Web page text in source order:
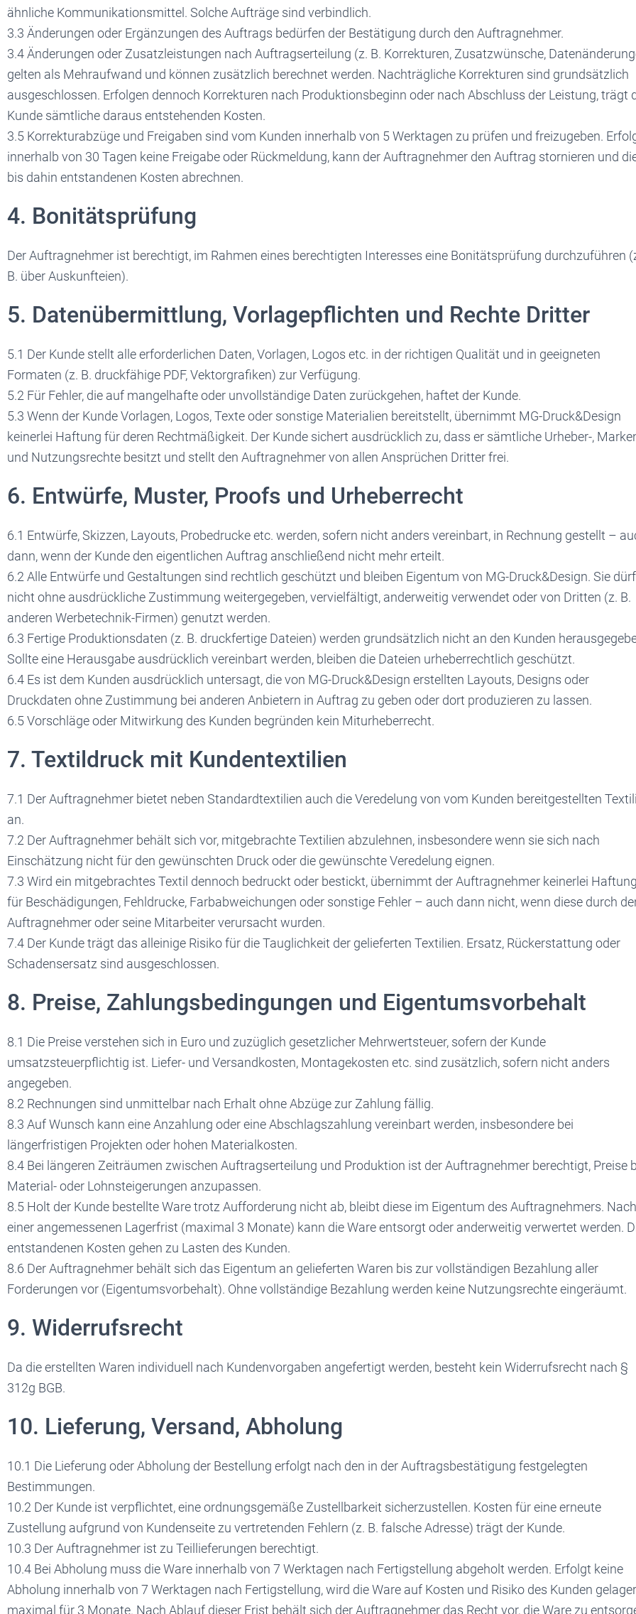
ähnliche Kommunikationsmittel. Solche Aufträge sind verbindlich.
3.3 Änderungen oder Ergänzungen des Auftrags bedürfen der Bestätigung durch den Auftragnehmer.
3.4 Änderungen oder Zusatzleistungen nach Auftragserteilung (z. B. Korrekturen, Zusatzwünsche,
gelten als Mehraufwand und können zusätzlich berechnet werden. Nachträgliche Korrekturen sind grundsätzlich
ausgeschlossen. Erfolgen dennoch Korrekturen nach Produktionsbeginn oder nach Abschluss der Leistung, trägt
Kunde sämtliche daraus entstehenden Kosten.
3.5 Korrekturabzüge und Freigaben sind vom Kunden innerhalb von 5 Werktagen zu prüfen und freizugeben.
innerhalb von 30 Tagen keine Freigabe oder Rückmeldung, kann der Auftragnehmer den Auftrag stornieren und
bis dahin entstandenen Kosten abrechnen.
4. Bonitätsprüfung
Der Auftragnehmer ist berechtigt, im Rahmen eines berechtigten Interesses eine Bonitätsprüfung durchzuführen
B. über Auskunfteien).
5. Datenübermittlung, Vorlagepflichten und Rechte Dritter
5.1 Der Kunde stellt alle erforderlichen Daten, Vorlagen, Logos etc. in der richtigen Qualität und in geeigneten
Formaten (z. B. druckfähige PDF, Vektorgrafiken) zur Verfügung.
5.2 Für Fehler, die auf mangelhafte oder unvollständige Daten zurückgehen, haftet der Kunde.
5.3 Wenn der Kunde Vorlagen, Logos, Texte oder sonstige Materialien bereitstellt, übernimmt MG-Druck&Design
keinerlei Haftung für deren Rechtmäßigkeit. Der Kunde sichert ausdrücklich zu, dass er sämtliche Urheber-,
und Nutzungsrechte besitzt und stellt den Auftragnehmer von allen Ansprüchen Dritter frei.
6. Entwürfe, Muster, Proofs und Urheberrecht
6.1 Entwürfe, Skizzen, Layouts, Probedrucke etc. werden, sofern nicht anders vereinbart, in Rechnung gestellt –
dann, wenn der Kunde den eigentlichen Auftrag anschließend nicht mehr erteilt.
6.2 Alle Entwürfe und Gestaltungen sind rechtlich geschützt und bleiben Eigentum von MG-Druck&Design. Sie
nicht ohne ausdrückliche Zustimmung weitergegeben, vervielfältigt, anderweitig verwendet oder von Dritten (z. B.
anderen Werbetechnik-Firmen) genutzt werden.
6.3 Fertige Produktionsdaten (z. B. druckfertige Dateien) werden grundsätzlich nicht an den Kunden
Sollte eine Herausgabe ausdrücklich vereinbart werden, bleiben die Dateien urheberrechtlich geschützt.
6.4 Es ist dem Kunden ausdrücklich untersagt, die von MG-Druck&Design erstellten Layouts, Designs oder
Druckdaten ohne Zustimmung bei anderen Anbietern in Auftrag zu geben oder dort produzieren zu lassen.
6.5 Vorschläge oder Mitwirkung des Kunden begründen kein Miturheberrecht.
7. Textildruck mit Kundentextilien
7.1 Der Auftragnehmer bietet neben Standardtextilien auch die Veredelung von vom Kunden bereitgestellten
an.
7.2 Der Auftragnehmer behält sich vor, mitgebrachte Textilien abzulehnen, insbesondere wenn sie sich nach
Einschätzung nicht für den gewünschten Druck oder die gewünschte Veredelung eignen.
7.3 Wird ein mitgebrachtes Textil dennoch bedruckt oder bestickt, übernimmt der Auftragnehmer keinerlei Haftung
für Beschädigungen, Fehldrucke, Farbabweichungen oder sonstige Fehler – auch dann nicht, wenn diese durch
Auftragnehmer oder seine Mitarbeiter verursacht wurden.
7.4 Der Kunde trägt das alleinige Risiko für die Tauglichkeit der gelieferten Textilien. Ersatz, Rückerstattung oder
Schadensersatz sind ausgeschlossen.
8. Preise, Zahlungsbedingungen und Eigentumsvorbehalt
8.1 Die Preise verstehen sich in Euro und zuzüglich gesetzlicher Mehrwertsteuer, sofern der Kunde
umsatzsteuerpflichtig ist. Liefer- und Versandkosten, Montagekosten etc. sind zusätzlich, sofern nicht anders
angegeben.
8.2 Rechnungen sind unmittelbar nach Erhalt ohne Abzüge zur Zahlung fällig.
8.3 Auf Wunsch kann eine Anzahlung oder eine Abschlagszahlung vereinbart werden, insbesondere bei
längerfristigen Projekten oder hohen Materialkosten.
8.4 Bei längeren Zeiträumen zwischen Auftragserteilung und Produktion ist der Auftragnehmer berechtigt, Preise
Material- oder Lohnsteigerungen anzupassen.
8.5 Holt der Kunde bestellte Ware trotz Aufforderung nicht ab, bleibt diese im Eigentum des Auftragnehmers. Nach
einer angemessenen Lagerfrist (maximal 3 Monate) kann die Ware entsorgt oder anderweitig verwertet werden.
entstandenen Kosten gehen zu Lasten des Kunden.
8.6 Der Auftragnehmer behält sich das Eigentum an gelieferten Waren bis zur vollständigen Bezahlung aller
Forderungen vor (Eigentumsvorbehalt). Ohne vollständige Bezahlung werden keine Nutzungsrechte eingeräumt.
9. Widerrufsrecht
Da die erstellten Waren individuell nach Kundenvorgaben angefertigt werden, besteht kein Widerrufsrecht nach §
312g BGB.
10. Lieferung, Versand, Abholung
10.1 Die Lieferung oder Abholung der Bestellung erfolgt nach den in der Auftragsbestätigung festgelegten
Bestimmungen.
10.2 Der Kunde ist verpflichtet, eine ordnungsgemäße Zustellbarkeit sicherzustellen. Kosten für eine erneute
Zustellung aufgrund von Kundenseite zu vertretenden Fehlern (z. B. falsche Adresse) trägt der Kunde.
10.3 Der Auftragnehmer ist zu Teillieferungen berechtigt.
10.4 Bei Abholung muss die Ware innerhalb von 7 Werktagen nach Fertigstellung abgeholt werden. Erfolgt keine
Abholung innerhalb von 7 Werktagen nach Fertigstellung, wird die Ware auf Kosten und Risiko des Kunden
maximal für 3 Monate. Nach Ablauf dieser Frist behält sich der Auftragnehmer das Recht vor, die Ware zu